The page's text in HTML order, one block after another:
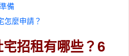
備
怎麼申請？
招租有哪些？6